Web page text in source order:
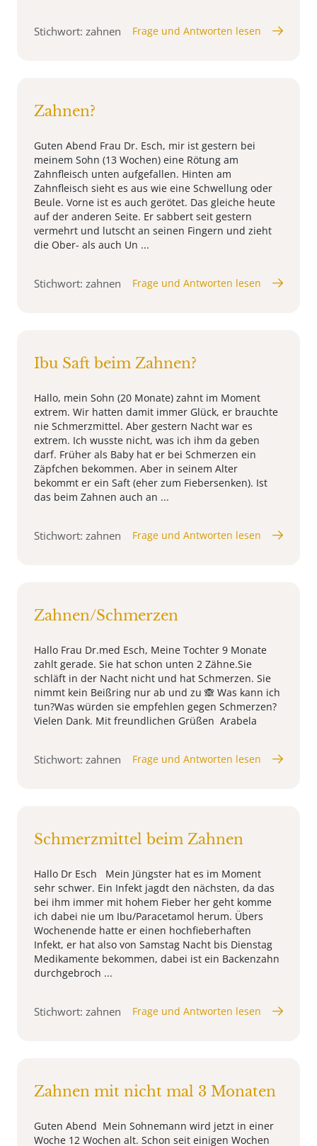
Stichwort: zahnen Frage und Antworten lesen
Zahnen?
Guten Abend Frau Dr. Esch, mir ist gestern bei
meinem Sohn (13 Wochen) eine Rötung am
Zahnfleisch unten aufgefallen. Hinten am
Zahnfleisch sieht es aus wie eine Schwellung oder
Beule. Vorne ist es auch gerötet. Das gleiche heute
auf der anderen Seite. Er sabbert seit gestern
vermehrt und lutscht an seinen Fingern und zieht
die Ober- als auch Un ...
Stichwort: zahnen Frage und Antworten lesen
Ibu Saft beim Zahnen?
Hallo, mein Sohn (20 Monate) zahnt im Moment
extrem. Wir hatten damit immer Glück, er brauchte
nie Schmerzmittel. Aber gestern Nacht war es
extrem. Ich wusste nicht, was ich ihm da geben
darf. Früher als Baby hat er bei Schmerzen ein
Zäpfchen bekommen. Aber in seinem Alter
bekommt er ein Saft (eher zum Fiebersenken). Ist
das beim Zahnen auch an ...
Stichwort: zahnen Frage und Antworten lesen
Zahnen/Schmerzen
Hallo Frau Dr.med Esch, Meine Tochter 9 Monate
zahlt gerade. Sie hat schon unten 2 Zähne.Sie
schläft in der Nacht nicht und hat Schmerzen. Sie
nimmt kein Beißring nur ab und zu 🙈 Was kann ich
tun?Was würden sie empfehlen gegen Schmerzen?
Vielen Dank. Mit freundlichen Grüßen Arabela
Stichwort: zahnen Frage und Antworten lesen
Schmerzmittel beim Zahnen
Hallo Dr Esch Mein Jüngster hat es im Moment
sehr schwer. Ein Infekt jagdt den nächsten, da das
bei ihm immer mit hohem Fieber her geht komme
ich dabei nie um Ibu/Paracetamol herum. Übers
Wochenende hatte er einen hochfieberhaften
Infekt, er hat also von Samstag Nacht bis Dienstag
Medikamente bekommen, dabei ist ein Backenzahn
durchgebroch ...
Stichwort: zahnen Frage und Antworten lesen
Zahnen mit nicht mal 3 Monaten
Guten Abend Mein Sohnemann wird jetzt in einer
Woche 12 Wochen alt. Schon seit einigen Wochen